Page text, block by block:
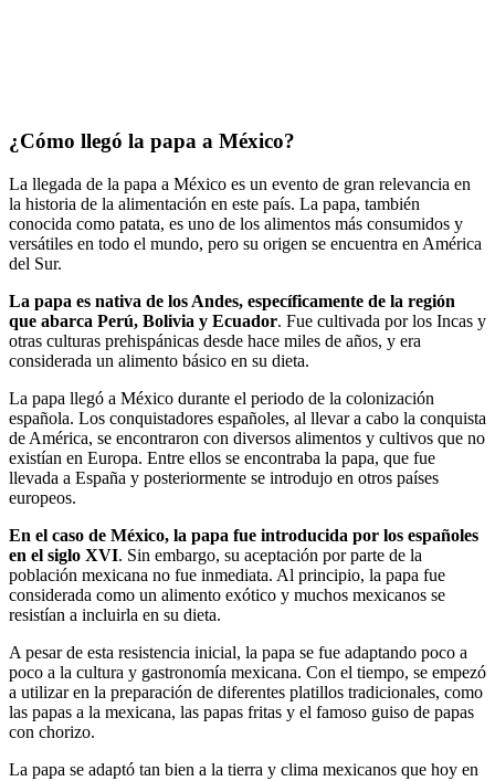
¿Cómo llegó la papa a México?
La llegada de la papa a México es un evento de gran relevancia en
la historia de la alimentación en este país. La papa, también
conocida como patata, es uno de los alimentos más consumidos y
versátiles en todo el mundo, pero su origen se encuentra en América
del Sur.
La papa es nativa de los Andes, específicamente de la región
que abarca Perú, Bolivia y Ecuador. Fue cultivada por los Incas y
otras culturas prehispánicas desde hace miles de años, y era
considerada un alimento básico en su dieta.
La papa llegó a México durante el periodo de la colonización
española. Los conquistadores españoles, al llevar a cabo la conquista
de América, se encontraron con diversos alimentos y cultivos que no
existían en Europa. Entre ellos se encontraba la papa, que fue
llevada a España y posteriormente se introdujo en otros países
europeos.
En el caso de México, la papa fue introducida por los españoles
en el siglo XVI. Sin embargo, su aceptación por parte de la
población mexicana no fue inmediata. Al principio, la papa fue
considerada como un alimento exótico y muchos mexicanos se
resistían a incluirla en su dieta.
A pesar de esta resistencia inicial, la papa se fue adaptando poco a
poco a la cultura y gastronomía mexicana. Con el tiempo, se empezó
a utilizar en la preparación de diferentes platillos tradicionales, como
las papas a la mexicana, las papas fritas y el famoso guiso de papas
con chorizo.
La papa se adaptó tan bien a la tierra y clima mexicanos que hoy en